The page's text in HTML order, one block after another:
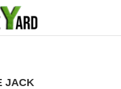
JACK